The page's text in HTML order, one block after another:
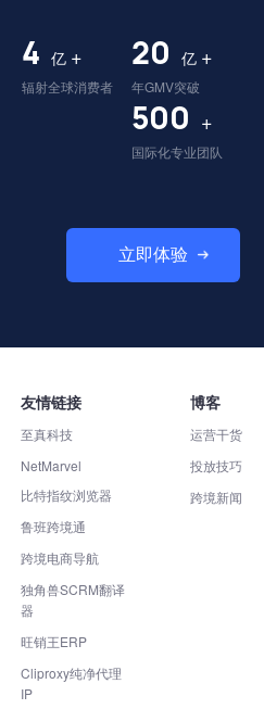
4 亿 +
辐射全球消费者
20 亿 +
年GMV突破
500 +
国际化专业团队
立即体验
友情链接
至真科技
NetMarvel
比特指纹浏览器
鲁班跨境通
跨境电商导航
独角兽SCRM翻译
器
旺销王ERP
Cliproxy纯净代理
IP
博客
运营干货
投放技巧
跨境新闻